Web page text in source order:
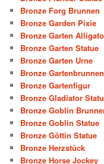
Bronze Forg Brunnen
Bronze Garden Pixie
Bronze Garten
Bronze Garten Statue
Bronze Garten Urne
Bronze Gartenbrunnen
Bronze Gartenfigur
Bronze Gladiator
Bronze Goblin
Bronze Goblin Statue
Bronze Göttin Statue
Bronze Herzstück
Bronze Horse Jockey